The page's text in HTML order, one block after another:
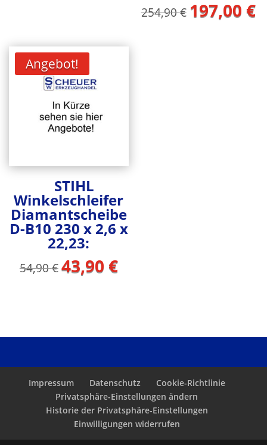
254,90€ 197,00 €
Angebot!
STIHL
Winkelschleifer
Diamantscheibe
D-B10 230 x 2,6 x
22,23:
54,90€Ursprünglicher
Preis
43,90 €Aktueller
Impressum Datenschutz
Cookie-Richtlinie
Privatsphäre-Einstellungen ändern
Historie der Privatsphäre-Einstellungen
Einwilligungen widerrufen